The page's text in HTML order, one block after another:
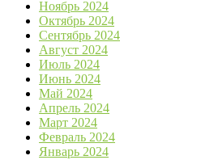
Ноябрь 2024
Октябрь 2024
Сентябрь 2024
Август 2024
Июль 2024
Июнь 2024
Май 2024
Апрель 2024
Март 2024
Февраль 2024
Январь 2024